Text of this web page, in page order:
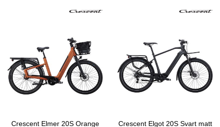
Crescent Elmer 20S Orange Crescent Elgot 20S Svart matt